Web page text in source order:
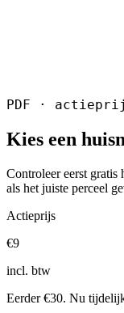
PDF ·
Kies een
Controleer eerst gratis
als het juiste perceel
Actieprijs
€9
incl. btw
Eerder €30. Nu